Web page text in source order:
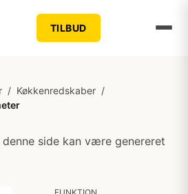
TILBUD
/ Køkkenredskaber /
side kan være genereret